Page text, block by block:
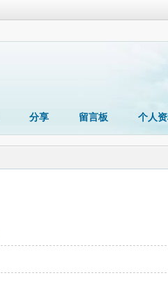
分享 留言板 个人